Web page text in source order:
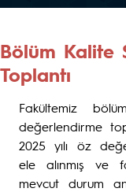
Bölüm Kalite
Toplantı
Fakültemiz
değerlendirme
2025 yılı öz
ele alınmış ve
mevcut durum